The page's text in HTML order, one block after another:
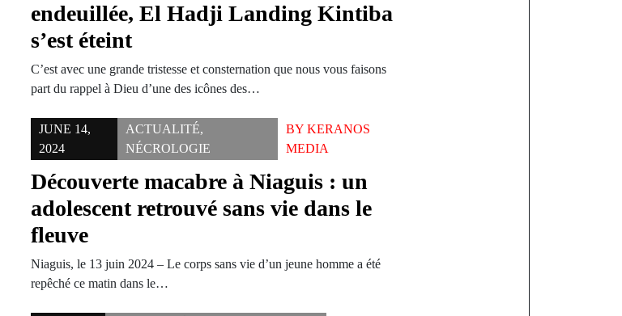
endeuillée, El Hadji Landing Kintiba
s’est éteint
C’est avec une grande tristesse et consternation que nous vous faisons
part du rappel à Dieu d’une des icônes des…
JUNE 14,
2024
ACTUALITÉ,
NÉCROLOGIE
BYKERANOS
MEDIA
Découverte macabre à Niaguis : un
adolescent retrouvé sans vie dans le
fleuve
Niaguis, le 13 juin 2024 – Le corps sans vie d’un jeune homme a été
repêché ce matin dans le…